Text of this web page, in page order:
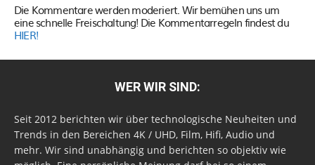
Die Kommentare werden moderiert. Wir bemühen uns um
eine schnelle Freischaltung! Die Kommentarregeln findest du
HIER!
WER WIR SIND:
Seit 2012 berichten wir über technologische Neuheiten und
Trends in den Bereichen 4K / UHD, Film, Hifi, Audio und
mehr. Wir sind unabhängig und berichten so objektiv wie